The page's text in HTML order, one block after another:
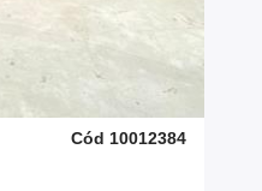
Cód 10012384